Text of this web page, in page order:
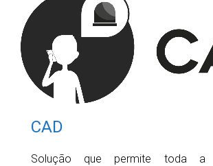
CAD
Solução que permite toda a